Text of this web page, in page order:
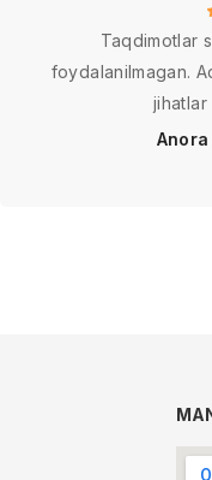
Taqdimotlar
foydalanilmagan.
jihatlar